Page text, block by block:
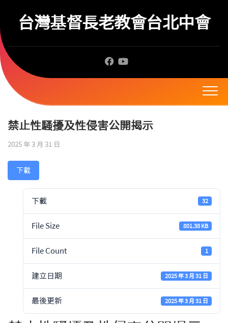
content台灣基督長老教會台北中會
禁止性騷擾及性侵害公開揭示
2025 年 3 月 31 日
下載
下載 32
File Size 801.38 KB
File Count 1
建立日期 2025 年 3 月 31 日
最後更新 2025 年 3 月 31 日